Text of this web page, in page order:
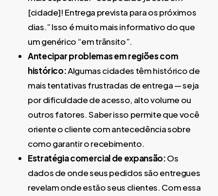
[cidade]! Entrega prevista para os próximos
dias.” Isso é muito mais informativo do que
um genérico “em trânsito”.
Antecipar problemas em regiões com
histórico:Algumas cidades têm histórico de
mais tentativas frustradas de entrega — seja
por dificuldade de acesso, alto volume ou
outros fatores. Saber isso permite que você
oriente o cliente com antecedência sobre
como garantir o recebimento.
Estratégia comercial de expansão:Os
dados de onde seus pedidos são entregues
revelam onde estão seus clientes. Com essa